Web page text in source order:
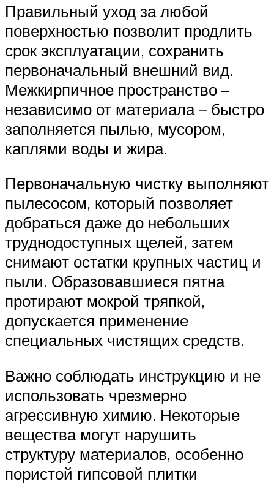
Правильный уход за любой
поверхностью позволит продлить
срок эксплуатации, сохранить
первоначальный внешний вид.
Межкирпичное пространство –
независимо от материала – быстро
заполняется пылью, мусором,
каплями воды и жира.
Первоначальную чистку выполняют
пылесосом, который позволяет
добраться даже до небольших
труднодоступных щелей, затем
снимают остатки крупных частиц и
пыли. Образовавшиеся пятна
протирают мокрой тряпкой,
допускается применение
специальных чистящих средств.
Важно соблюдать инструкцию и не
использовать чрезмерно
агрессивную химию. Некоторые
вещества могут нарушить
структуру материалов, особенно
пористой гипсовой плитки